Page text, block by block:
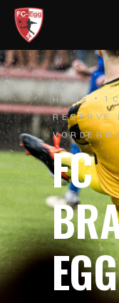
HOME
RESERVE
FC
EGG